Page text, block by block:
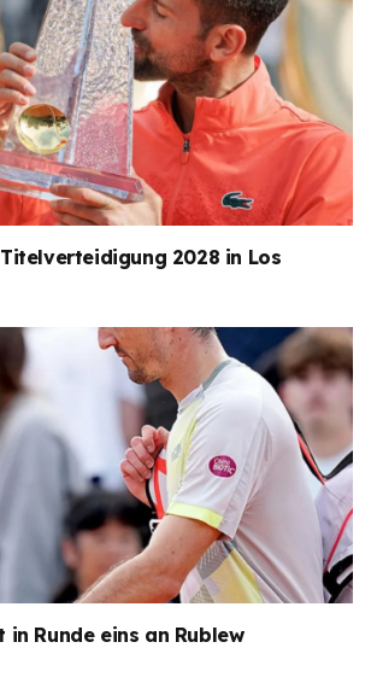
2028 in Los
in Runde eins an Rublew